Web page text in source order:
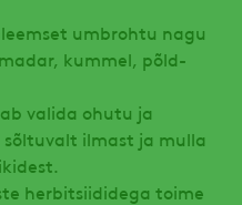
umbrohtu nagu
kummel, põld-
valida ohutu ja
ilmast ja mulla
herbitsiididega toime